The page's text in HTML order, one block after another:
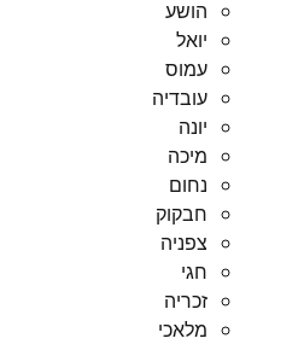
הושע
יואל
עמוס
עובדיה
יונה
מיכה
נחום
חבקוק
צפניה
חגי
זכריה
מלאכי